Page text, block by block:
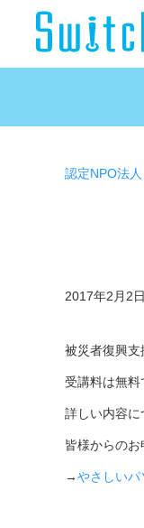
認定NPO法
2017年2月2日
被災者復興支
受講料は無料
詳しい内容に
皆様からのお
→やさしいパ